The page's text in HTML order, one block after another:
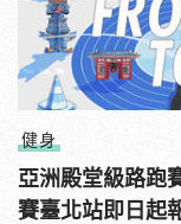
健身
亞洲殿堂級路跑
賽臺北站即日起